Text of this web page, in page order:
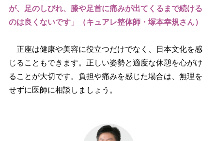
が、足のしびれ、膝や足首に痛みが出てくるまで続ける
のは良くないです」（キュアレ整体師・塚本幸規さん）
正座は健康や美容に役立つだけでなく、日本文化を感
じることもできます。正しい姿勢と適度な休憩を心がけ
ることが大切です。負担や痛みを感じた場合は、無理を
せずに医師に相談しましょう。